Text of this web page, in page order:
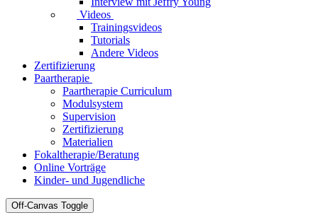
Videos
Trainingsvideos
Tutorials
Andere Videos
Zertifizierung
Paartherapie
Paartherapie Curriculum
Modulsystem
Supervision
Zertifizierung
Materialien
Fokaltherapie/Beratung
Online Vorträge
Kinder- und Jugendliche
Off-Canvas Toggle